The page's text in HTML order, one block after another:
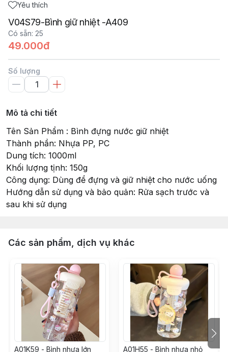
Yêu thích
V04S79-Bình giữ nhiệt -A409
Có sẵn: 25
49.000đ
Số lượng
Mô tả chi tiết
Tên Sản Phẩm : Bình đựng nước giữ nhiệt
Thành phần: Nhựa PP, PC
Dung tích: 1000ml
Khối lượng tịnh: 150g
Công dụng: Dùng để đựng và giữ nhiệt cho nước uống
Hướng dẫn sử dụng và bảo quản: Rửa sạch trước và
sau khi sử dụng
Các sản phẩm, dịch vụ khác
A01K59 - Bình nhựa lớn
A01H55 - Bình nhựa nhỏ